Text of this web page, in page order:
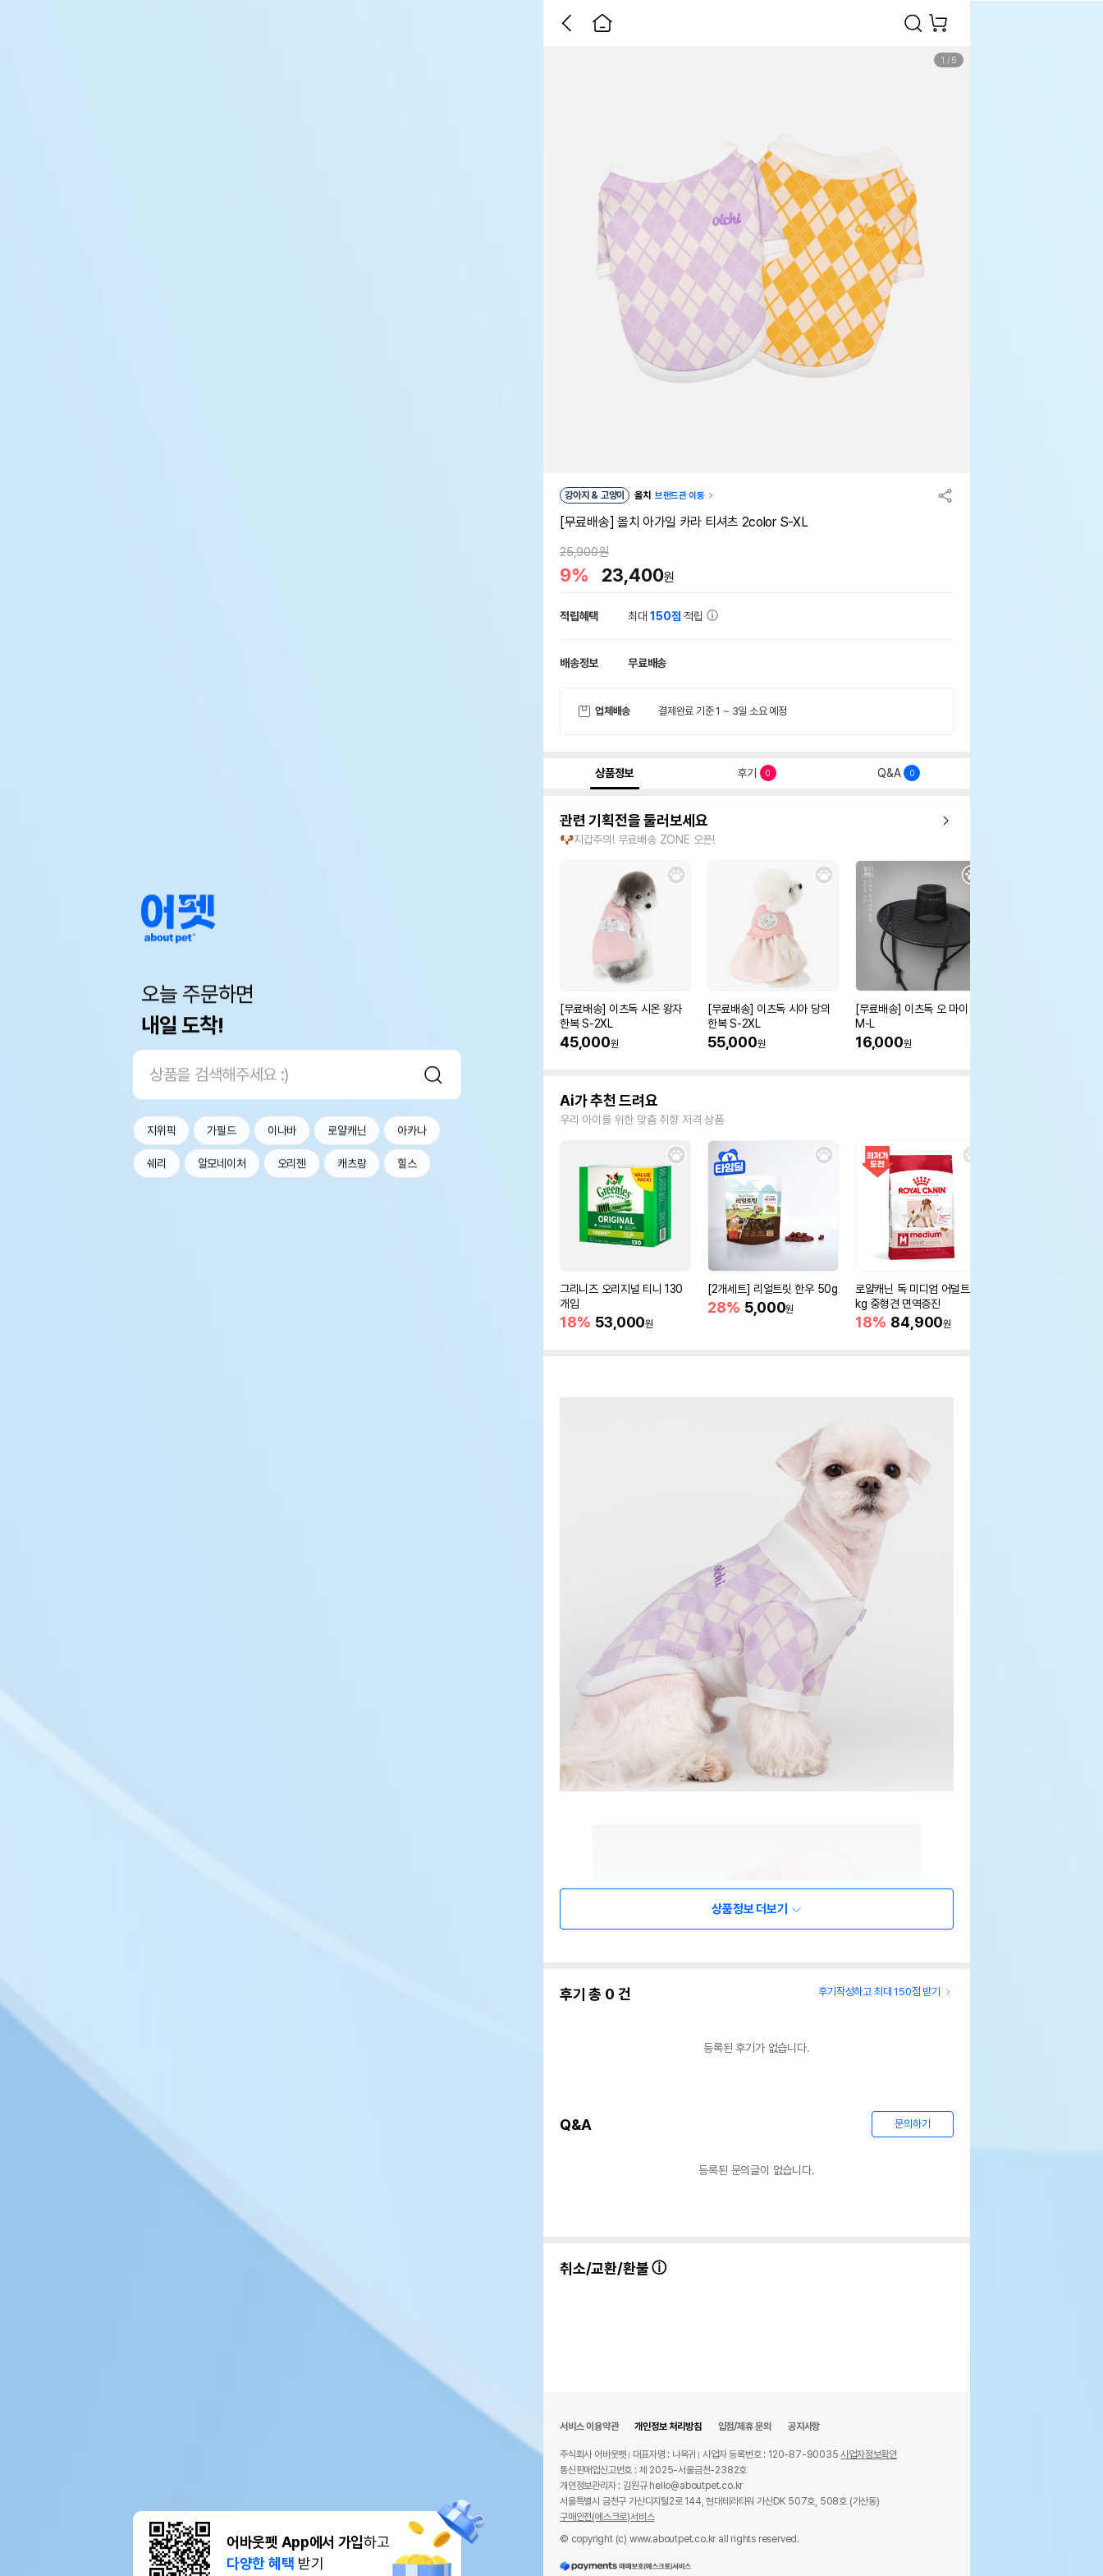
오늘 주문하면
내일 도착!
지위픽 가필드 이나바 로얄캐닌 아카나
쉐리 알모네이처 오리젠 캐츠랑 힐스
어바웃펫 App에서 가입하고
다양한 혜택 받기
1 / 5
강아지 & 고양이 올치 브랜드관 이동
[무료배송] 올치 아가일 카라 티셔츠 2color S-XL
25,900원
9% 23,400원
적립혜택 최대150점 적립
배송정보 무료배송
업체배송 결제완료 기준 1 ~ 3일 소요 예정
상품정보 후기 0 Q&A 0
관련 기획전을 둘러보세요
🐶지갑주의! 무료배송 ZONE 오픈!
[무료배송] 이츠독 시온 왕자
한복 S-2XL
45,000원
[무료배송] 이츠독 시아 당의
한복 S-2XL
55,000원
[무료배송] 이츠독 오 마이 갓
M-L
16,000원
Ai가 추천 드려요
우리 아이를 위한 맞춤 취향 저격 상품
그리니즈 오리지널 티니 130
개입
18% 53,000원
[2개세트] 리얼트릿 한우 50g
28% 5,000원
로얄캐닌 독 미디엄 어덜트 10
kg 중형견 면역증진
18% 84,900원
상품정보 더보기
후기 총 0 건 후기작성하고 최대 150점 받기
등록된 후기가 없습니다.
Q&A 문의하기
등록된 문의글이 없습니다.
취소/교환/환불
서비스 이용약관 개인정보 처리방침 입점/제휴 문의 공지사항
주식회사 어바웃펫 대표자명 : 나옥귀 사업자 등록번호 : 120-87-90035사업자정보확인
통신판매업신고번호 : 제 2025-서울금천-2382호
개인정보관리자 : 김원규 hello@aboutpet.co.kr
서울특별시 금천구 가산디지털2로 144, 현대테라타워 가산DK 507호, 508호 (가산동)
구매안전(에스크로)서비스
© copyright (c) www.aboutpet.co.kr all rights reserved.